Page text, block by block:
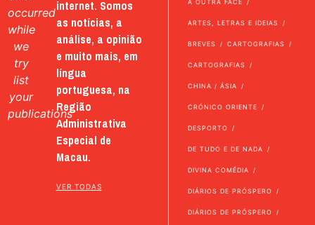
occurred
while
we
try
list
your
publications
internet. Somos
as notícias, a
análise, a opinião
e muito mais, em
língua
portuguesa, na
Região
Administrativa
Especial de
Macau.
VER TODAS
A OUTRA FACE
ARTES, LETRAS E IDEIAS
BREVES CARTOGRAFIAS
CARTOGRAFIAS
CHINA / ÁSIA
CRÓNICO ORIENTE
DESPORTO
DE TUDO E DE NADA
DIVINA COMÉDIA
DIÁRIOS DE PRÓSPERO
DIÁRIOS DE PRÓSPERO